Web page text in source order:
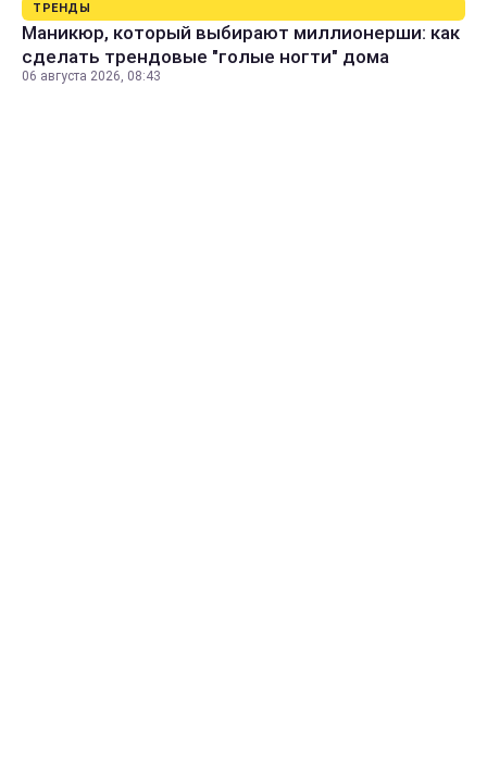
ТРЕНДЫ
Маникюр, который выбирают миллионерши: как
сделать трендовые "голые ногти" дома
06 августа 2026, 08:43